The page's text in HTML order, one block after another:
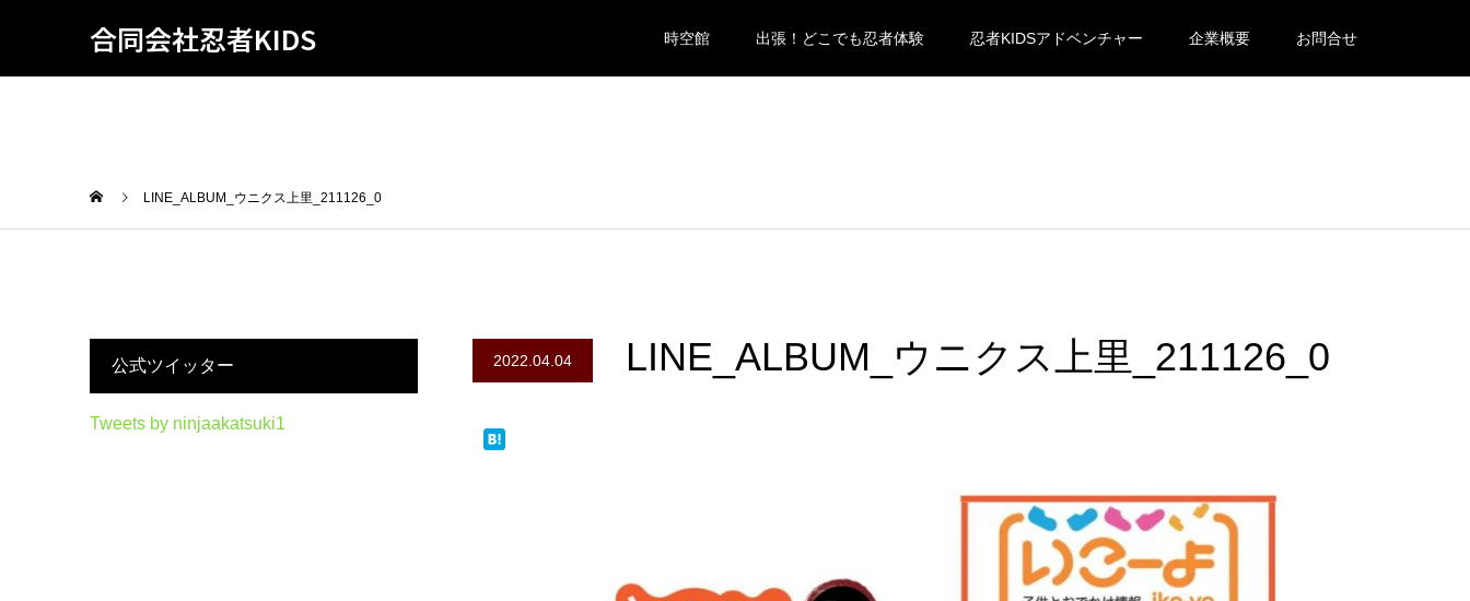
合同会社忍者KIDS 時空館 出張！どこでも忍者体験 忍者KIDSアドベンチャー 企業概要 お問合せ
LINE_ALBUM_ウニクス上里_211126_0
2022.04.04 LINE_ALBUM_ウニクス上里_211126_0
公式ツイッター
Tweets by ninjaakatsuki1